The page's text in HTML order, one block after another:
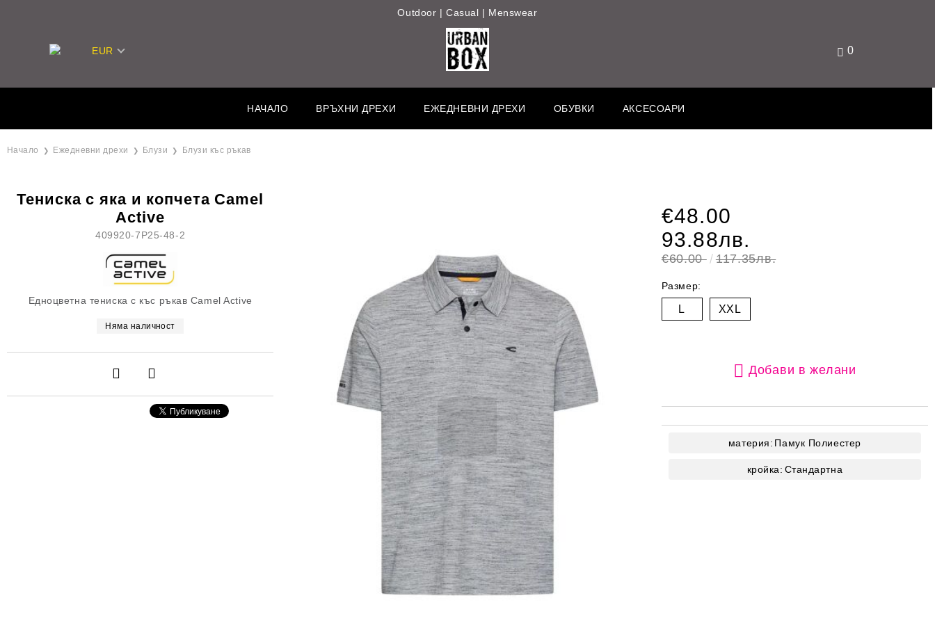
Outdoor | Casual | Menswear
EUR 0
НАЧАЛО ВРЪХНИ ДРЕХИ ЕЖЕДНЕВНИ ДРЕХИ ОБУВКИ АКСЕСОАРИ
Начало Ежедневни дрехи Блузи Блузи къс ръкав
Тениска с яка и копчета Camel
Active
409920-7P25-48-2
Едноцветна тениска с къс ръкав Camel Active
Няма наличност
€48.00
93.88лв.
€60.00 117.35лв.
Размер:
L XXL
Добави в желани
материя: Памук Полиестер
кройка: Стандартна